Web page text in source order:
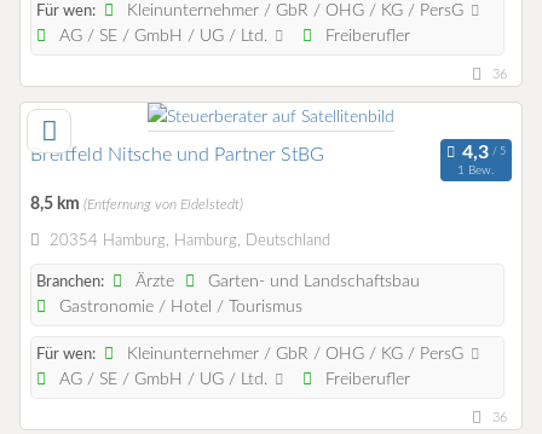
Für wen:
Kleinunternehmer / GbR / OHG / KG / PersG
AG / SE / GmbH / UG / Ltd.
Freiberufler
36
Breitfeld Nitsche und Partner StBG
1 Bew.
8,5 km (Entfernung von Eidelstedt)
20354 Hamburg, Hamburg, Deutschland
Branchen: Ärzte
Garten- und Landschaftsbau
Gastronomie / Hotel / Tourismus
Für wen:
Kleinunternehmer / GbR / OHG / KG / PersG
AG / SE / GmbH / UG / Ltd.
Freiberufler
36